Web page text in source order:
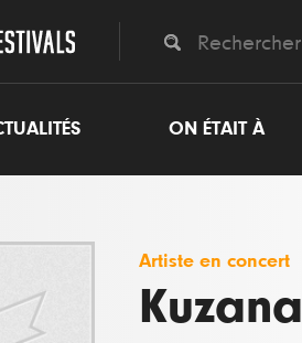
ON ÉTAIT À
Artiste en concert